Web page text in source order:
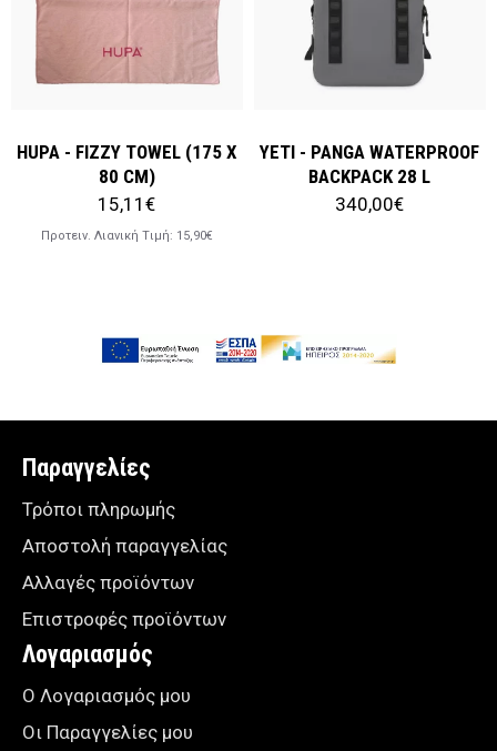
HUPA - FIZZY TOWEL (175 X
80 CM)
15,11€
Προτειν. Λιανική Tιμή: 15,90€
YETI - PANGA WATERPROOF
BACKPACK 28 L
340,00€
Παραγγελίες
Τρόποι πληρωμής
Αποστολή παραγγελίας
Αλλαγές προϊόντων
Επιστροφές προϊόντων
Λογαριασμός
Ο Λογαριασμός μου
Οι Παραγγελίες μου